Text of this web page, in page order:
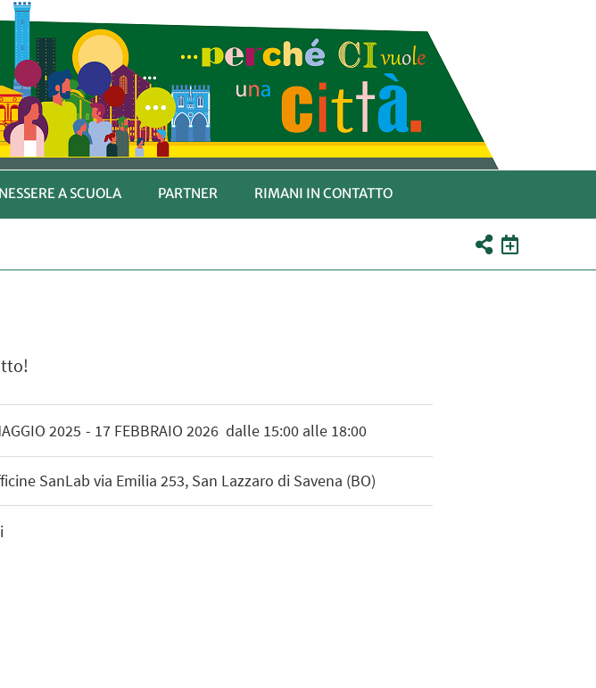
A SCUOLA PARTNER RIMANI IN CONTATTO
2025 - 17FEBBRAIO 2026 dalle 15:00 alle 18:00
SanLab via Emilia 253, San Lazzaro di Savena (BO)